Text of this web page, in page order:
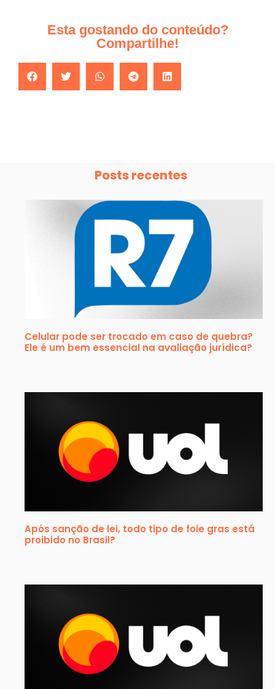
Esta gostando do conteúdo?
Compartilhe!
Posts recentes
Celular pode ser trocado em caso de quebra?
Ele é um bem essencial na avaliação jurídica?
Após sanção de lei, todo tipo de foie gras está
proibido no Brasil?